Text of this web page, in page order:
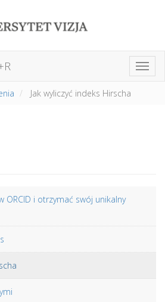
Jak wyliczyć indeks Hirscha
ORCID i otrzymać swój unikalny